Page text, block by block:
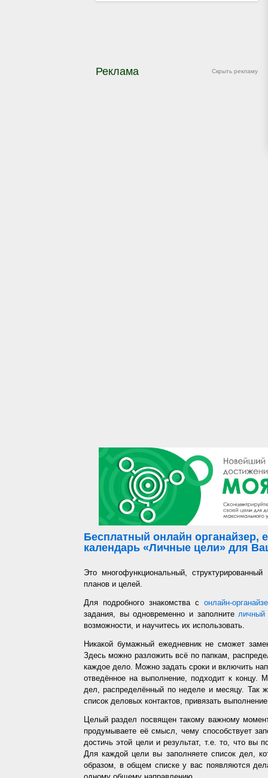
Скрыть рекламу
Реклама
Бесплатный онлайн органайзер,
календарь «Личные цели» для
Это многофункциональный,
планов и целей.
Для подробного знакомства с онлайн-
задания, вы одновременно и заполнителичный
возможности, и научитесь их использовать.
Никакой бумажный ежедневник не сможет
Здесь можно разложить всё по папкам,
каждое дело. Можно задать сроки и включить
отведённое на выполнение, подходит к концу.
дел, распределённый по неделе и месяцу. Так
список деловых контактов, привязать
Целый раздел посвящен такому важному
продумываете её смысл, чему способствует
достичь этой цели и результат, т.е. то, что вы
Для каждой цели вы заполняете список дел,
образом, в общем списке у вас появляются